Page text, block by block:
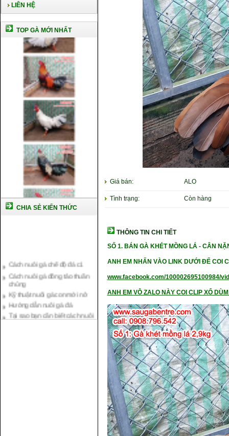
LIÊN HỆ
TOP GÀ MỚI NHẤT
CHIA SẺ KIẾN THỨC
Cách nuôi gà đông tảo thuần
Kỹ thuật nuôi gà con mới nở
Hướng dẫn nuôi gà đá
Tại sao bạn cần biết cách nuôi
gà chọi ?
Cách điều trị bệnh sổ mũi cho
Giá bán: ALO
Tình trạng: Còn hàng
THÔNG TIN CHI TIẾT
SỐ 1. BÁN GÀ KHÉT MỒNG LÁ - CÂN
ANH EM NHẤN VÀO LINK DƯỚI ĐỂ COI
www.facebook.com/100002695100984/
ANH EM VÔ ZALO NÀY COI CLIP XỔ